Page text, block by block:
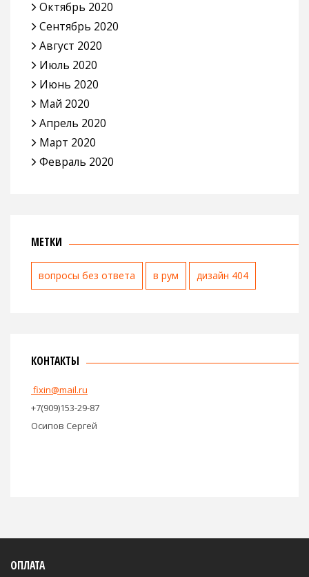
Октябрь 2020
Сентябрь 2020
Август 2020
Июль 2020
Июнь 2020
Май 2020
Апрель 2020
Март 2020
Февраль 2020
МЕТКИ
вопросы без ответа в рум дизайн 404
КОНТАКТЫ
fixin@mail.ru
+7(909)153-29-87
Осипов Сергей
ОПЛАТА